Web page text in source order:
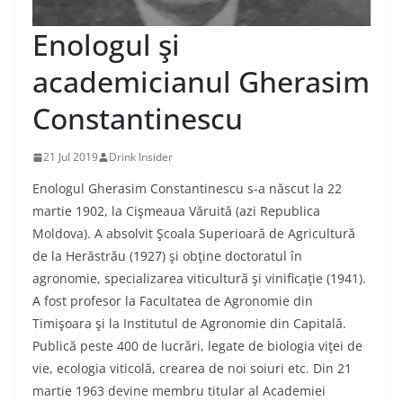
Enologul şi
academicianul Gherasim
Constantinescu
21 Jul 2019 Drink Insider
Enologul Gherasim Constantinescu s-a născut la 22
martie 1902, la Cişmeaua Văruită (azi Republica
Moldova). A absolvit Şcoala Superioară de Agricultură
de la Herăstrău (1927) şi obţine doctoratul în
agronomie, specializarea viticultură şi vinificaţie (1941).
A fost profesor la Facultatea de Agronomie din
Timişoara şi la Institutul de Agronomie din Capitală.
Publică peste 400 de lucrări, legate de biologia viţei de
vie, ecologia viticolă, crearea de noi soiuri etc. Din 21
martie 1963 devine membru titular al Academiei